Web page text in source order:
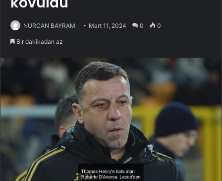
NURCAN BAYRAM Mart 11, 2024 0 0
Bir dakikadan az